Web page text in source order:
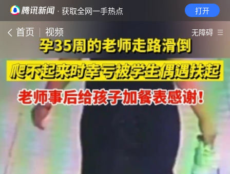
· 获取全网一手热点 打开
首页 视频 无障碍